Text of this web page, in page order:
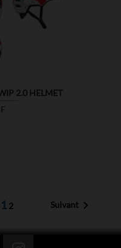
2.0 HELMET
1 2 Suivant 